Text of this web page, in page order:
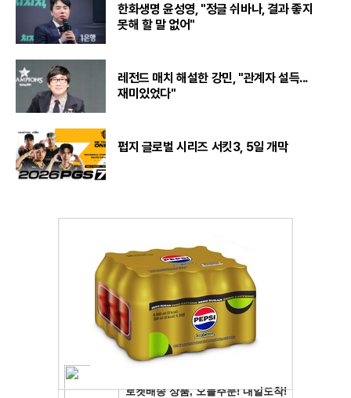
한화생명 윤성영, "정글 쉬바나, 결과 좋지
못해 할 말 없어"
레전드 매치 해설한 강민, "관계자 설득...
재미있었다"
펍지 글로벌 시리즈 서킷3, 5일 개막